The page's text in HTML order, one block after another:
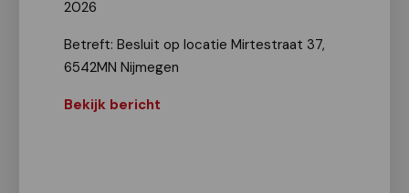
2026
Betreft: Besluit op locatie Mirtestraat 37,
6542MN Nijmegen
Bekijk bericht